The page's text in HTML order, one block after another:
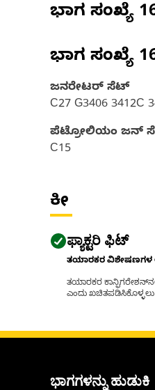
ಭಾಗ ಸಂಖ್ಯೆ
ಭಾಗ ಸಂಖ್ಯೆ
ಜನರೇಟರ್ ಸೆಟ್‌
C27 G3406 3412C
ಪೆಟ್ರೋಲಿಯಂ ಜನ್
C15
ಕೀ
ಫ್ಯಾಕ್ಟರಿ ಫಿಟ್
ತಯಾರಕರ ವಿಶೇಷಣಗಳ
ತಯಾರಕರ
ಎಂದು
ಭಾಗಗಳನ್ನು ಹುಡುಕಿ